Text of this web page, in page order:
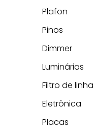
Plafon
Pinos
Dimmer
Luminárias
Filtro de linha
Eletrônica
Placas